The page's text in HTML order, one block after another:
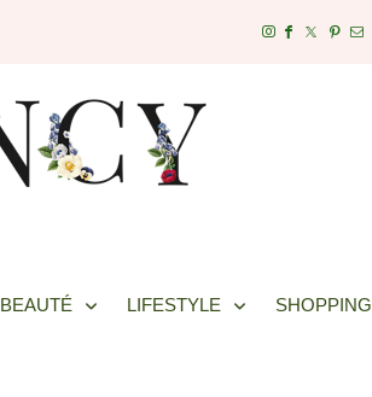
BEAUTÉ LIFESTYLE SHOPPING